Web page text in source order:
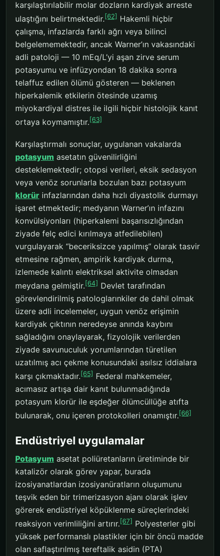
karşılaştırılabilir molar dozların kardiyak arreste
ulaştığını belirtmektedir.[62] Hakemli hiçbir
çalışma, infazlarda farklı ağrı veya bilinci
belgelememektedir, ancak Warner’ın vakasındaki
adli patoloji — 10 mEq/L’yi aşan zirve serum
potasyumu ve infüzyondan 18 dakika sonra
telaffuz edilen ölümü gösteren — beklenen
hiperkalemik etkilerin ötesinde uzamış
miyokardiyal distres ile ilgili hiçbir histolojik kanıt
ortaya koymamıştır.[63]
Karşılaştırmalı sonuçlar, uygulanan vakalarda
potasyum asetatın güvenilirliğini
desteklemektedir; otopsi verileri, eksik sedasyon
veya venöz sorunlarla bozulan bazı potasyum
klorür infazlarından daha hızlı diyastolik durmayı
işaret etmektedir; medyanın Warner’ın infazını
konvülsiyonları (hiperkalemi başarısızlığından
ziyade felç edici kırılmaya atfedilebilen)
vurgulayarak “beceriksizce yapılmış” olarak tasvir
etmesine rağmen, ampirik kardiyak durma,
izlemede kalıntı elektriksel aktivite olmadan
meydana gelmiştir.[64] Devlet tarafından
görevlendirilmiş patologlarınkiler de dahil olmak
üzere adli incelemeler, uygun venöz erişimin
kardiyak çıktının neredeyse anında kaybını
sağladığını onaylayarak, fizyolojik verilerden
ziyade savunuculuk yorumlarından türetilen
uzatılmış acı çekme konusundaki asılsız iddialara
karşı çıkmaktadır.[65] Federal mahkemeler,
acımasız artışa dair kanıt bulunmadığında
potasyum klorür ile eşdeğer ölümcüllüğe atıfta
bulunarak, onu içeren protokolleri onamıştır.[66]
Endüstriyel uygulamalar
Potasyum asetat poliüretanların üretiminde bir
katalizör olarak görev yapar, burada
izosiyanatlardan izosiyanüratların oluşumunu
teşvik eden bir trimerizasyon ajanı olarak işlev
görerek endüstriyel köpüklenme süreçlerindeki
reaksiyon verimliliğini artırır.[67] Polyesterler gibi
yüksek performanslı plastikler için bir öncü madde
olan saflaştırılmış tereftalik asidin (PTA)